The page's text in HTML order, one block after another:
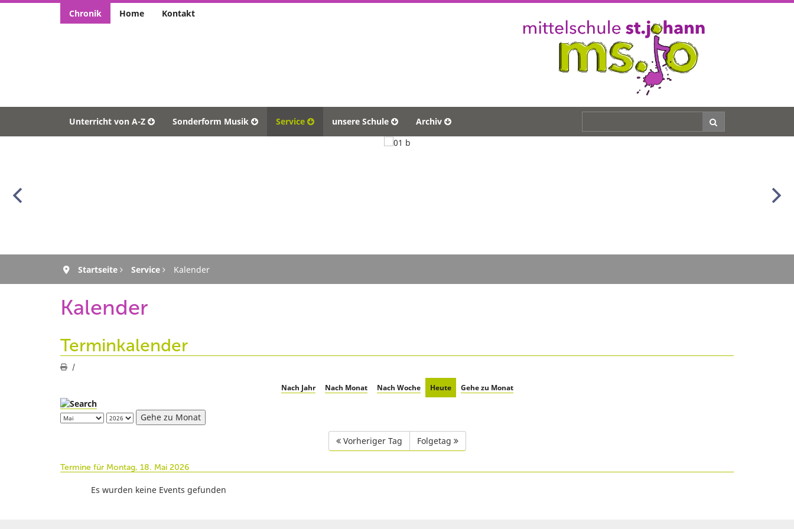
Chronik Home Kontakt
Unterricht von A-Z Sonderform Musik Service unsere Schule Archiv
Startseite Service Kalender
Kalender
Terminkalender
Nach Jahr Nach Monat Nach Woche Heute Gehe zu Monat
Gehe zu Monat
Vorheriger Tag Folgetag
Termine für Montag, 18. Mai 2026
Es wurden keine Events gefunden